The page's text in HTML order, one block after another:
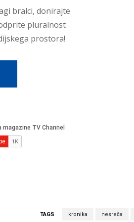
bralci, donirajte
pluralnost
prostora!
TAGS kronika nesreča